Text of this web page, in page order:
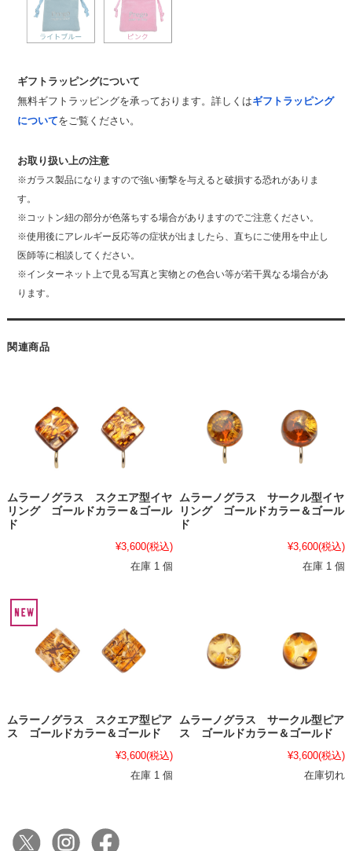
ギフトラッピングについて
無料ギフトラッピングを承っております。詳しくはギフトラッピング
についてをご覧ください。
お取り扱い上の注意
※ガラス製品になりますので強い衝撃を与えると破損する恐れがありま
す。
※コットン紐の部分が色落ちする場合がありますのでご注意ください。
※使用後にアレルギー反応等の症状が出ましたら、直ちにご使用を中止し
医師等に相談してください。
※インターネット上で見る写真と実物との色合い等が若干異なる場合があ
ります。
関連商品
ムラーノグラス スクエア型イヤ
リング ゴールドカラー＆ゴール
ド
¥3,600(税込)
在庫 1 個
ムラーノグラス サークル型イヤ
リング ゴールドカラー＆ゴール
ド
¥3,600(税込)
在庫 1 個
ムラーノグラス スクエア型ピア
ス ゴールドカラー＆ゴールド
¥3,600(税込)
在庫 1 個
ムラーノグラス サークル型ピア
ス ゴールドカラー＆ゴールド
¥3,600(税込)
在庫切れ